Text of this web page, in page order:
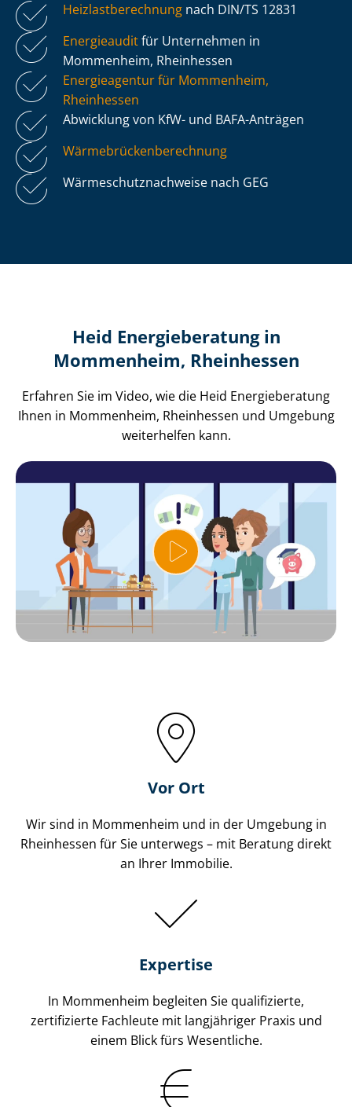
Heiz­last­be­rech­nung nach DIN/TS 12831
Energieauditfür Unternehmen in
Mommenheim, Rheinhessen
Energieagentur für Mommenheim,
Rheinhessen
Abwicklung von KfW- und BAFA-Anträgen
Wär­me­brü­cken­be­rech­nung
Wär­me­schutz­nach­wei­se nach GEG
Heid Energieberatung in
Mommenheim, Rheinhessen
Erfahren Sie im Video, wie die Heid Energieberatung
Ihnen in Mommenheim, Rheinhessen und Umgebung
weiterhelfen kann.
Vor Ort
Wir sind in Mommenheim und in der Umgebung in
Rheinhessen für Sie unterwegs – mit Beratung direkt
an Ihrer Immobilie.
Expertise
In Mommenheim begleiten Sie qualifizierte,
zertifizierte Fachleute mit langjähriger Praxis und
einem Blick fürs Wesentliche.